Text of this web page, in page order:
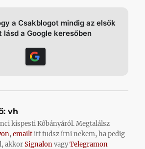
a Csakblogot mindig az elsők
lásd a Google keresőben
vh
kispesti Kőbányáról. Megtalálsz
,emailtitt tudsz írni nekem, ha pedig
akkorSignalonvagyTelegramon